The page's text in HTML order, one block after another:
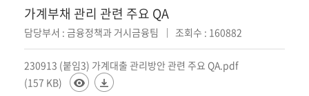
가계부채 관리 관련 주요 QA
담당부서 : 금융정책과 거시금융팀 조회수 : 160882
230913 (붙임3) 가계대출 관리방안 관련 주요 QA.pdf
(157 KB)